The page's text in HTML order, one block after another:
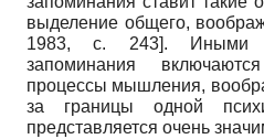
выделение общего,
1983, с. 243]. Иными
запоминания
процессы мышления,
за границы одной
представляется очень